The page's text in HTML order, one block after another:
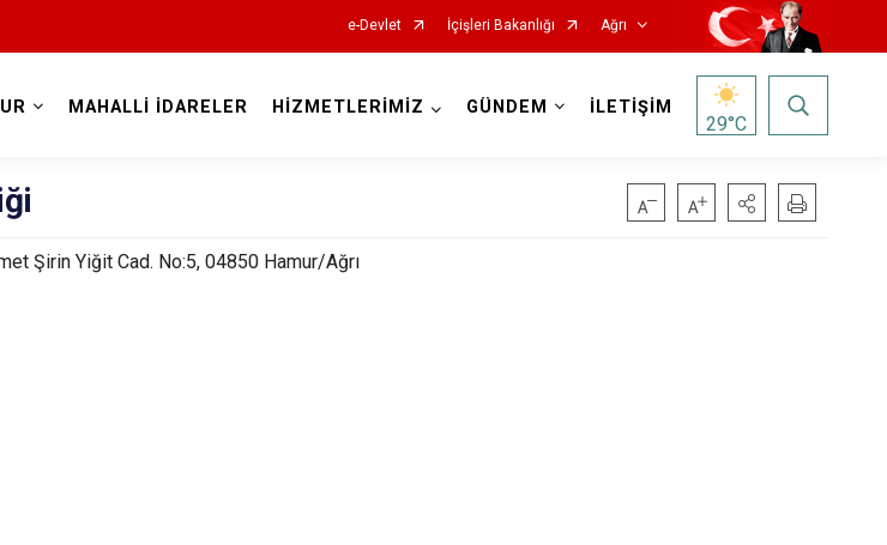
e-Devlet İçişleri Bakanlığı Ağrı
MAHALLİ İDARELER HİZMETLERİMİZ GÜNDEM İLETİŞİM
29°C
Şirin Yiğit Cad. No:5, 04850 Hamur/Ağrı